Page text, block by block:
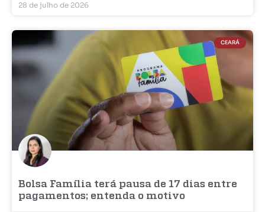
28 de julho de 2026
CEARÁ
Bolsa Família terá pausa de 17 dias entre
pagamentos; entenda o motivo